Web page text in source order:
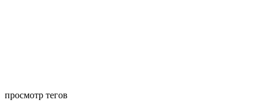
просмотр тегов